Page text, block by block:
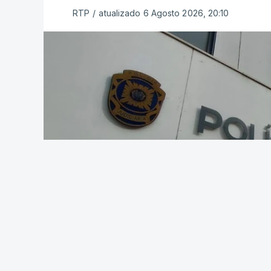
RTP / atualizado 6 Agosto 2026, 20:10